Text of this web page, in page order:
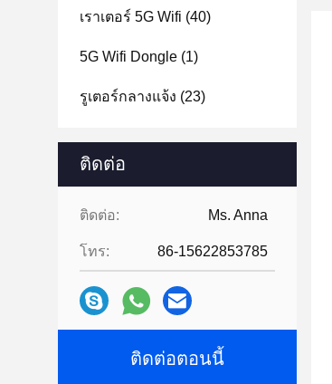
เราเตอร์ 5G Wifi (40)
5G Wifi Dongle (1)
รูเตอร์กลางแจ้ง (23)
ติดต่อ
ติดต่อ: Ms. Anna
โทร: 86-15622853785
ติดต่อตอนนี้